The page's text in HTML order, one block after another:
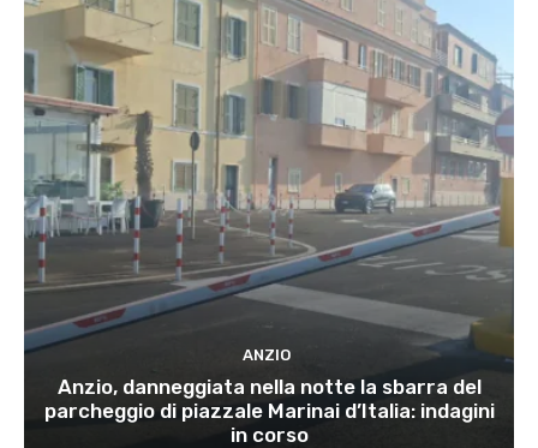
ANZIO
Anzio, danneggiata nella notte la sbarra del
parcheggio di piazzale Marinai d’Italia: indagini
in corso